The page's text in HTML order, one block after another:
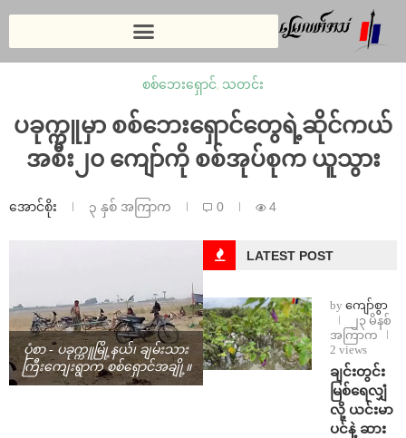
စစ်ဘေးရှောင်, သတင်း
ပခုက္ကူမှာ စစ်ဘေးရှောင်တွေရဲ့ဆိုင်ကယ်
အစီး၂၀ ကျော်ကို စစ်အုပ်စုက ယူသွား
အောင်စိုး ၃ နှစ် အကြာက 0 4
ပုံစာ - ပခုက္ကူမြို့နယ်၊ ချမ်းသား
ကြီးကျေးရွာက စစ်ရှောင်အချို့။
LATEST POST
by ကျော်စွာ
၂၃ မိနစ်
အကြာက
2 views
ချင်းတွင်း
မြစ်ရေလျှံ
လို့ ယင်းမာ
ပင်နဲ့ ဆား